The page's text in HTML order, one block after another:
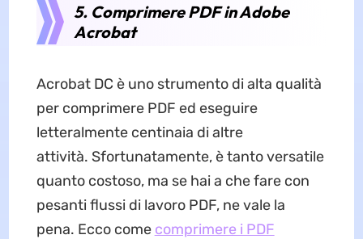
5. Comprimere PDF in Adobe
Acrobat
Acrobat DC è uno strumento di alta qualità
per comprimere PDF ed eseguire
letteralmente centinaia di altre
attività. Sfortunatamente, è tanto versatile
quanto costoso, ma se hai a che fare con
pesanti flussi di lavoro PDF, ne vale la
pena. Ecco come comprimere i PDF